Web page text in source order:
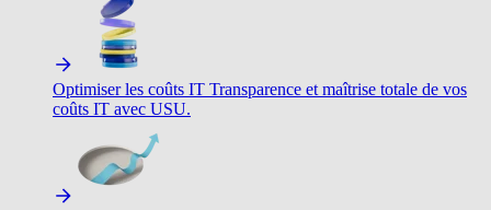
Optimiser les coûts IT Transparence et maîtrise totale de vos
coûts IT avec USU.